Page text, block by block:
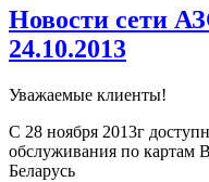
Новости сети
24.10.2013
Уважаемые клиенты!
С 28 ноября 2013г
обслуживания по картам
Беларусь